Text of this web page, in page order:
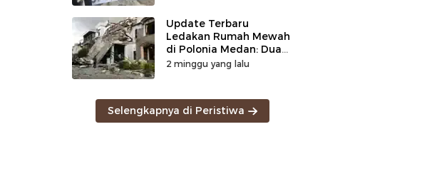
Update Terbaru
Ledakan Rumah Mewah
di Polonia Medan: Dua
Korban Tewas
2 minggu yang lalu
Selengkapnya di Peristiwa